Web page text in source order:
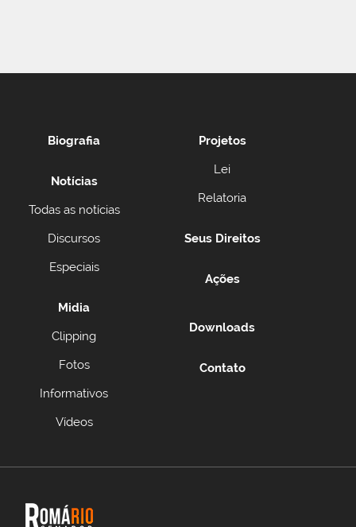
Biografia
Notícias
Todas as notícias
Discursos
Especiais
Midia
Clipping
Fotos
Informativos
Vídeos
Projetos
Lei
Relatoria
Seus Direitos
Ações
Downloads
Contato